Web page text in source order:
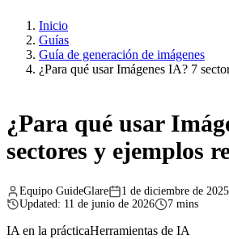
Inicio
Guías
Guía de generación de imágenes
¿Para qué usar Imágenes IA? 7
¿Para qué usar
sectores y ejemplos
Equipo GuideGlare
1 de diciembre de 2025
Updated: 11 de junio de 2026
7 mins
IA en la prácticaHerramientas de IA